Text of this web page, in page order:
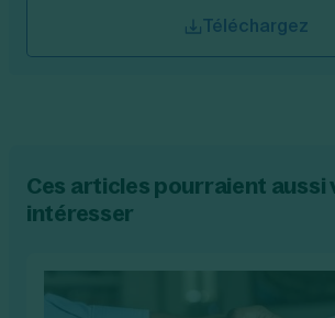
Téléchargez
Ces articles pourraient aussi
intéresser